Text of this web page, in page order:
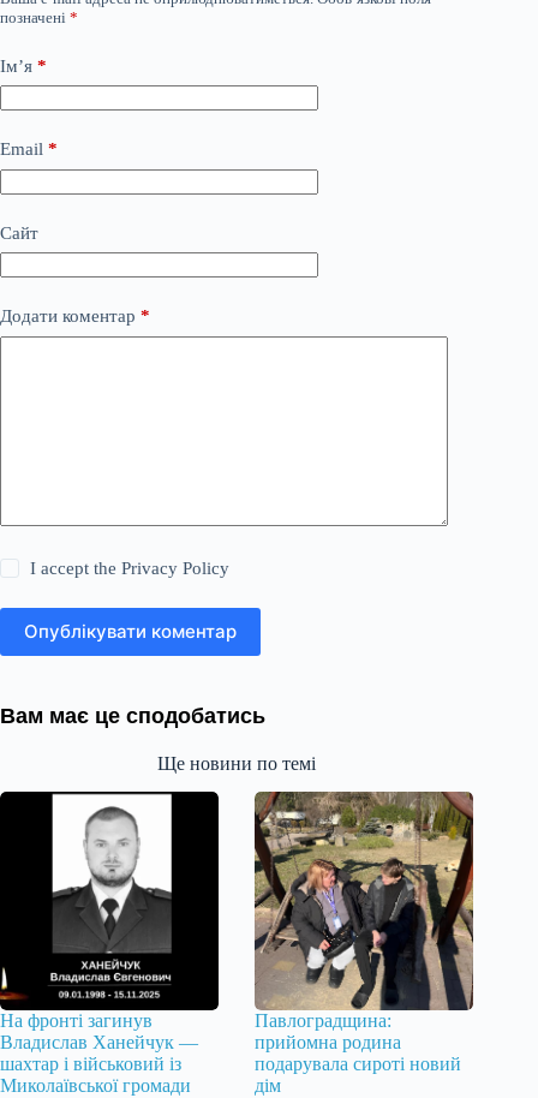
позначені *
Ім’я *
Email *
Сайт
Додати коментар *
I accept thePrivacy Policy
Опублікувати коментар
Вам має це сподобатись
Ще новини по темі
На фронті загинув
Владислав Ханейчук —
шахтар і військовий із
Миколаївської громади
Павлоградщина:
прийомна родина
подарувала сироті новий
дім